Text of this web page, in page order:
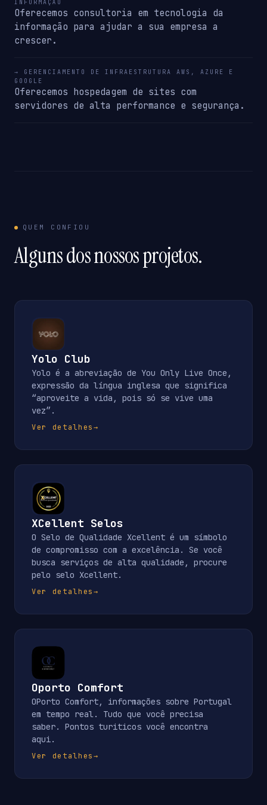
INFORMAÇÃO
Oferecemos consultoria em tecnologia da
informação para ajudar a sua empresa a
crescer.
→ GERENCIAMENTO DE INFRAESTRUTURA AWS, AZURE E
GOOGLE
Oferecemos hospedagem de sites com
servidores de alta performance e segurança.
QUEM CONFIOU
Alguns dos nossos projetos.
Yolo Club
Yolo é a abreviação de You Only Live Once,
expressão da língua inglesa que significa
“aproveite a vida, pois só se vive uma
vez”.
Ver detalhes→
XCellent Selos
O Selo de Qualidade Xcellent é um símbolo
de compromisso com a excelência. Se você
busca serviços de alta qualidade, procure
pelo selo Xcellent.
Ver detalhes→
Oporto Comfort
OPorto Comfort, informações sobre Portugal
em tempo real. Tudo que você precisa
saber. Pontos turiticos você encontra
aqui.
Ver detalhes→